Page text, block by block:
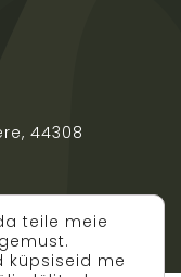
44308
teile meie
küpsiseid me